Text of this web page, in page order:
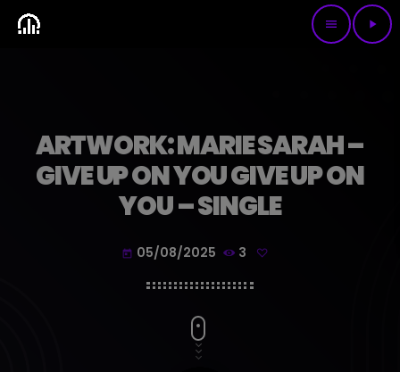
menu play_arrow
ARTWORK: MARIE SARAH –
GIVE UP ON YOU GIVE UP ON
YOU – SINGLE
today 05/08/2025 3